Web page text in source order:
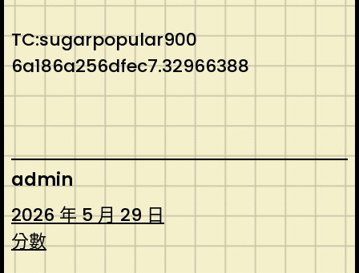
TC:sugarpopular900
6a186a256dfec7.32966388
admin
2026 年 5 月 29 日
分數